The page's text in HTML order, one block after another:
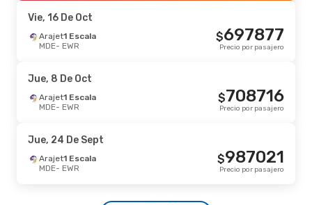
EWR- MDE
Sáb, 10 De Oct
Arajet1 Escala
EWR- MDE
Arajet 1 Escala
MDE- EWR
Arajet1 Escala
EWR - MDE
1160734
$
Precio por pasajero
- Lun, 14 De Sept
Vie, 16 De Oct
Arajet1 Escala
MDE- EWR
697877
$
Precio por pasajero
Jue, 8 De Oct
Arajet1 Escala
MDE- EWR
708716
$
Precio por pasajero
Jue, 24 De Sept
Arajet1 Escala
MDE- EWR
987021
$
Precio por pasajero